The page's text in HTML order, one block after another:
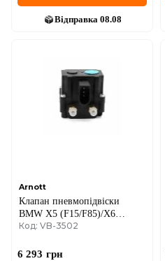
Відправка 08.08
Arnott
Клапан пневмопідвіски
BMW X5 (F15/F85)/X6
(F16/F86) 13-19
Код: VB-3502
6 293 грн